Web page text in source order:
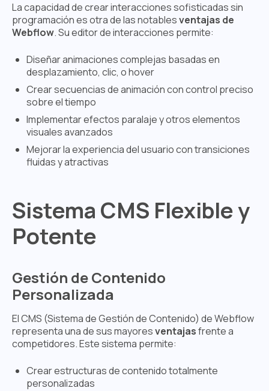
La capacidad de crear interacciones sofisticadas sin
programación es otra de las notablesventajas de
Webflow. Su editor de interacciones permite:
Diseñar animaciones complejas basadas en
desplazamiento, clic, o hover
Crear secuencias de animación con control preciso
sobre el tiempo
Implementar efectos paralaje y otros elementos
visuales avanzados
Mejorar la experiencia del usuario con transiciones
fluidas y atractivas
Sistema CMS Flexible y
Potente
Gestión de Contenido
Personalizada
El CMS (Sistema de Gestión de Contenido) de Webflow
representa una de sus mayoresventajasfrente a
competidores. Este sistema permite:
Crear estructuras de contenido totalmente
personalizadas